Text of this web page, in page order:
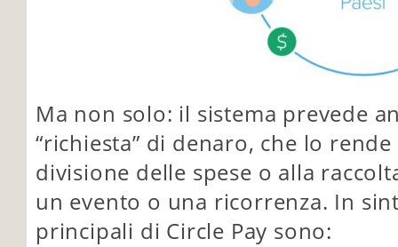
Ma non solo: il sistema prevede
“richiesta” di denaro, che lo
divisione delle spese o alla
un evento o una ricorrenza. In
principali di Circle Pay sono: